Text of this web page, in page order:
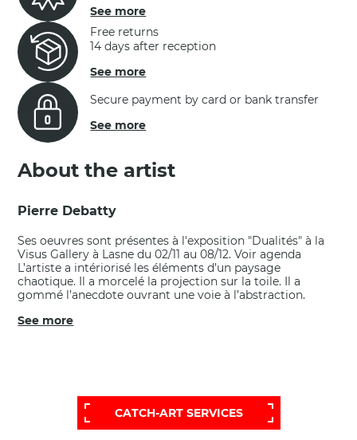
See more
Free returns
14 days after reception
See more
Secure payment by card or bank transfer
See more
About the artist
Pierre Debatty
Ses oeuvres sont présentes à l'exposition "Dualités" à la
Visus Gallery à Lasne du 02/11 au 08/12. Voir agenda
L’artiste a intériorisé les éléments d’un paysage
chaotique. Il a morcelé la projection sur la toile. Il a
gommé l’anecdote ouvrant une voie à l’abstraction.
See more
CATCH-ART SERVICES